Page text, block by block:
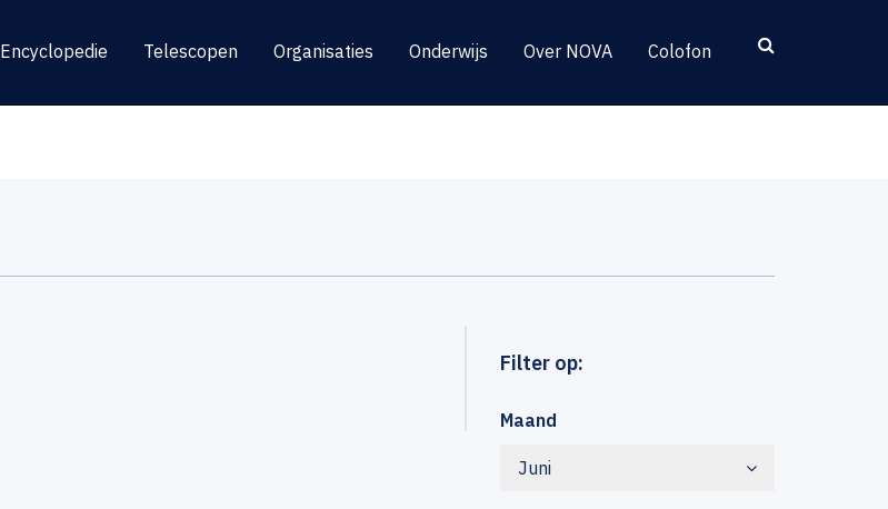
Encyclopedie Telescopen Organisaties Onderwijs Over NOVA Colofon
Filter op:
Maand
Juni